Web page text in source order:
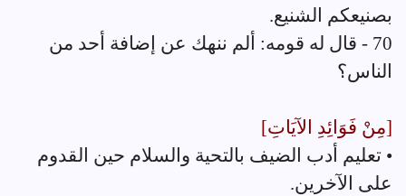
بصنيعكم الشنيع.
70 - قال له قومه: ألم ننهك عن إضافة أحد من
الناس؟
[مِنْ فَوَائِدِ الآيَاتِ]
• تعليم أدب الضيف بالتحية والسلام حين القدوم
على الآخرين.